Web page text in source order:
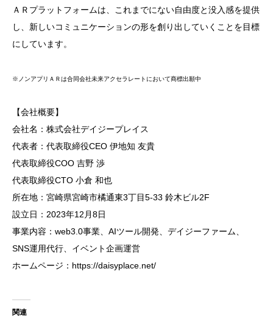
ＡＲプラットフォームは、これまでにない自由度と没入感を提供
し、新しいコミュニケーションの形を創り出していくことを目標
にしています。
※ノンアプリＡＲは合同会社未来アクセラレートにおいて商標出願中
【会社概要】
会社名：株式会社デイジープレイス
代表者：代表取締役CEO 伊地知 友貴
代表取締役COO 吉野 渉
代表取締役CTO 小倉 和也
所在地：宮崎県宮崎市橘通東3丁目5-33 鈴木ビル2F
設立日：2023年12月8日
事業内容：web3.0事業、AIツール開発、デイジーファーム、
SNS運用代行、イベント企画運営
ホームページ：https://daisyplace.net/
関連